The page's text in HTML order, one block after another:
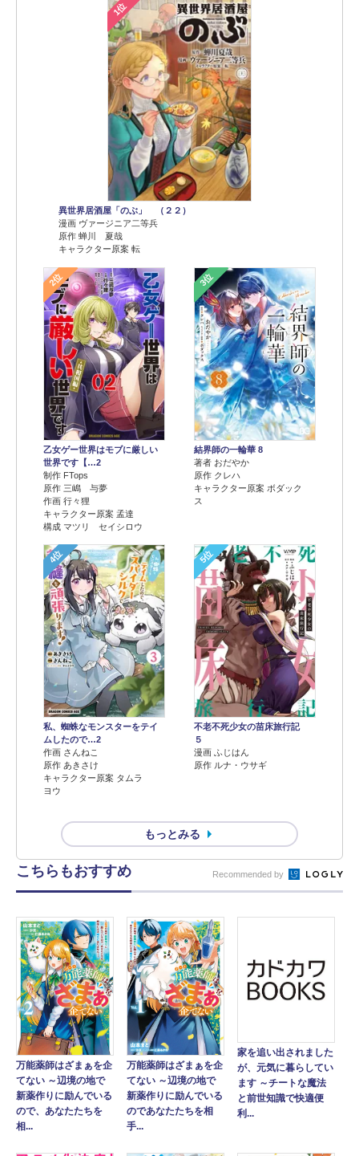
1位
異世界居酒屋「のぶ」 （２２）
漫画 ヴァージニア二等兵
原作 蝉川 夏哉
キャラクター原案 転
2位
乙女ゲー世界はモブに厳しい
世界です【…2
制作 FTops
原作 三嶋 与夢
作画 行々狸
キャラクター原案 孟達
構成 マツリ セイシロウ
3位
結界師の一輪華 8
著者 おだやか
原作 クレハ
キャラクター原案 ボダック
ス
4位
私、蜘蛛なモンスターをテイ
ムしたので…2
作画 さんねこ
原作 あきさけ
キャラクター原案 タムラ
ヨウ
5位
不老不死少女の苗床旅行記
５
漫画 ふじはん
原作 ルナ・ウサギ
もっとみる
こちらもおすすめ Recommended by
万能薬師はざまぁを企
てない ～辺境の地で
新薬作りに励んでいる
ので、あなたたちを
相...
万能薬師はざまぁを企
てない ～辺境の地で
新薬作りに励んでいる
のであなたたちを相
手...
家を追い出されました
が、元気に暮らしてい
ます ～チートな魔法
と前世知識で快適便
利...